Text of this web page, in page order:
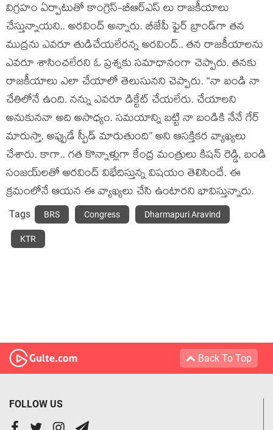
విగ్ర‌హం ఏర్పాటుతో కాంగ్రెస్‌-బీఆర్ఎస్ లు రాజ‌కీయాలు
చేస్తున్నాయ‌ని.. అర‌వింద్ అన్నారు. బీజేపీ ఫైర్ బ్రాండ్‌గా త‌న
ముద్ర‌ను ఎవ‌రూ తుడిచేయ‌లేర‌న్న అర‌వింద్‌.. త‌న రాజ‌కీయాల‌ను
ఎవ‌రూ శాసించ‌లేర‌ని ఓ ప్ర‌శ్న‌కు స‌మాధానంగా చెప్పారు. త‌నకు
రాజ‌కీయాలు ఎలా చేయాలో తెలుసున‌ని చెప్పారు. “నా బండి నా
చేతిలోనే ఉంది. న‌న్ను ఎవ‌రూ డిక్టేట్ చేయ‌లేరు. చేయాల‌ని
అనుకున‌నా అది అసాధ్యం. సమయాన్ని బట్టి నా బండికి నేనే గేర్
మారుస్తా. అప్పుడే స్పీడ్ మారుతుంది” అని ఆస‌క్తికర వ్యాఖ్య‌లు
చేశారు. కాగా.. గ‌త కొన్నాళ్లుగా కేంద్ర మంత్రులు కిష‌న్ రెడ్డి, బండి
సంజయ్‌ల‌తో అర‌వింద్ విభేదిస్తున్న విష‌యం తెలిసిందే. ఈ
క్ర‌మంలోనే ఆయ‌న ఈ వ్యాఖ్య‌లు చేసి ఉంటార‌ని భావిస్తున్నారు.
Tags BRS Congress Dharmapuri Aravind
KTR
Back To Top
FOLLOW US